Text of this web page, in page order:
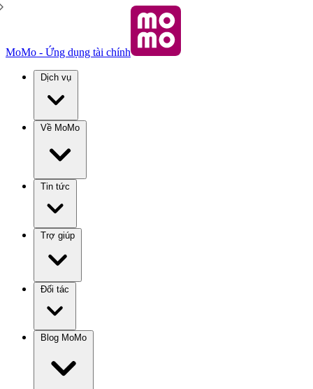
MoMo - Ứng dụng tài chính
Dịch vụ
Về MoMo
Tin tức
Trợ giúp
Đối tác
Blog MoMo